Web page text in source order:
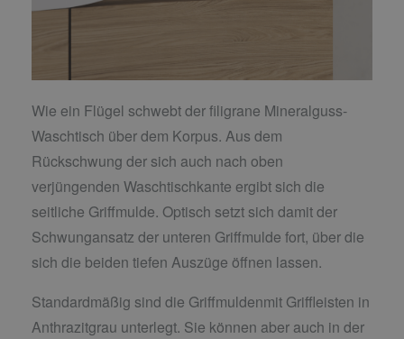
Wie ein Flügel schwebt der filigrane Mineralguss-
Waschtisch über dem Korpus. Aus dem
Rückschwung der sich auch nach oben
verjüngenden Waschtischkante ergibt sich die
seitliche Griffmulde. Optisch setzt sich damit der
Schwungansatz der unteren Griffmulde fort, über die
sich die beiden tiefen Auszüge öffnen lassen.
Standardmäßig sind die Griffmuldenmit Griffleisten in
Anthrazitgrau unterlegt. Sie können aber auch in der